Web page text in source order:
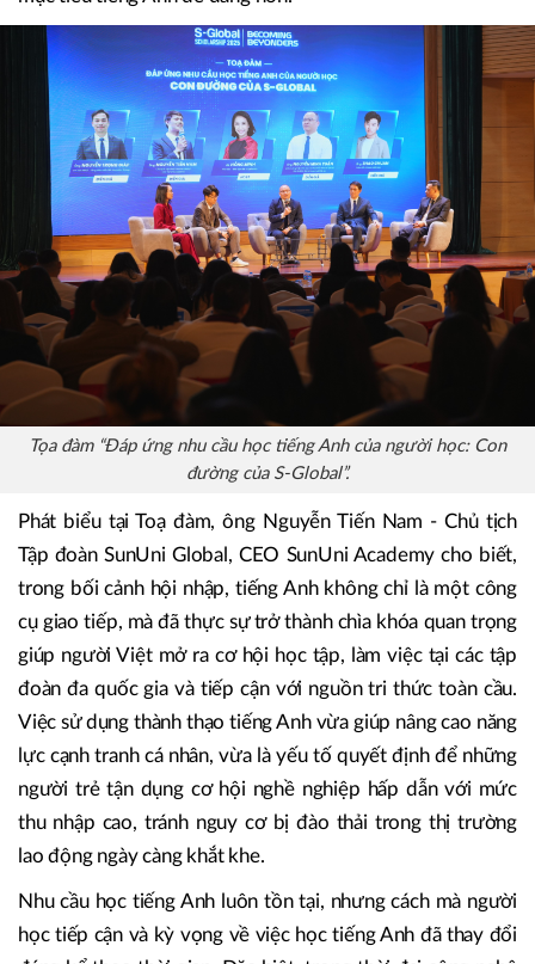
Chương trình làdiễn đàntrao đổi nhằm làm rõ những xu
hướng học tiếng Anh hiện đại, phân tích nhu cầu thực tế
mới từ người học, đồng thời giới thiệu những giải pháp
thiết thực từ các đơn vị đào tạo nhằm giúp học viên đạt
mục tiêu tiếng Anh dễ dàng hơn.
Tọa đàm “Đáp ứng nhu cầu học tiếng Anh của người học: Con
đường của S-Global”.
Phát biểu tại Toạ đàm, ông Nguyễn Tiến Nam - Chủ tịch
Tập đoàn SunUni Global, CEO SunUni Academy cho biết,
trong bối cảnh hội nhập, tiếng Anh không chỉ là một công
cụ giao tiếp, mà đã thực sự trở thành chìa khóa quan trọng
giúp người Việt mở ra cơ hội học tập, làm việc tại các tập
đoàn đa quốc gia và tiếp cận với nguồn tri thức toàn cầu.
lực cạnh tranh cá nhân, vừa là yếu tố quyết định để những
người trẻ tận dụng cơ hội nghề nghiệp hấp dẫn với mức